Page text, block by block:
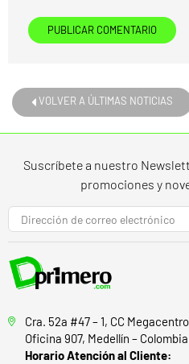
VOLVER A ÚLTIMAS NOTICIAS
Suscríbete a nuestro
promociones y
Cra. 52a #47 – 1, CC
Oficina 907, Medellín –
Horario Atención al Cliente: